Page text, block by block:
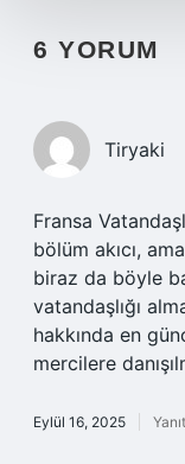
6 YORUM
Tiryaki
Fransa
bölüm akıcı,
biraz da böyle
vatandaşlığı
hakkında en
mercilere
Eylül 16, 2025